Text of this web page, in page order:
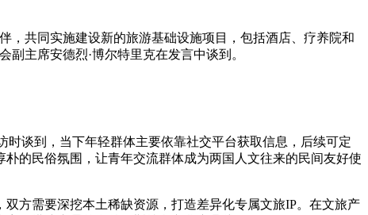
共同实施建设新的旅游基础设施项目，包括酒店、疗养院和
主席安德烈·博尔特里克在发言中谈到。
谈到，当下年轻群体主要依靠社交平台获取信息，后续可定
的民俗氛围，让青年交流群体成为两国人文往来的民间友好使
方需要深挖本土稀缺资源，打造差异化专属文旅IP。在文旅产